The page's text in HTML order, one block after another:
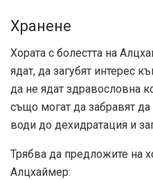
Хранене
Хората с болестта на
ядат, да загубят интерес
да не ядат здравословна
също могат да забравят да
води до дехидратация и
Трябва да предложите на
Алцхаймер: